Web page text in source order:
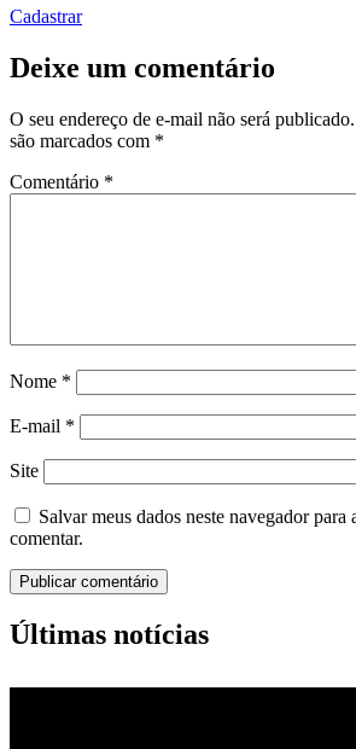
Cadastrar
Deixe um comentário
O seu endereço de e-mail não será publicado.
são marcados com *
Comentário *
Nome *
E-mail *
Site
Salvar meus dados neste navegador
comentar.
Últimas notícias